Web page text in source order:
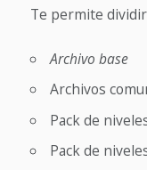
Te permite
Archivo base
Archivos
Pack de
Pack de